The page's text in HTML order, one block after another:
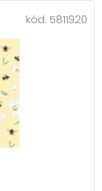
kód: 5811920